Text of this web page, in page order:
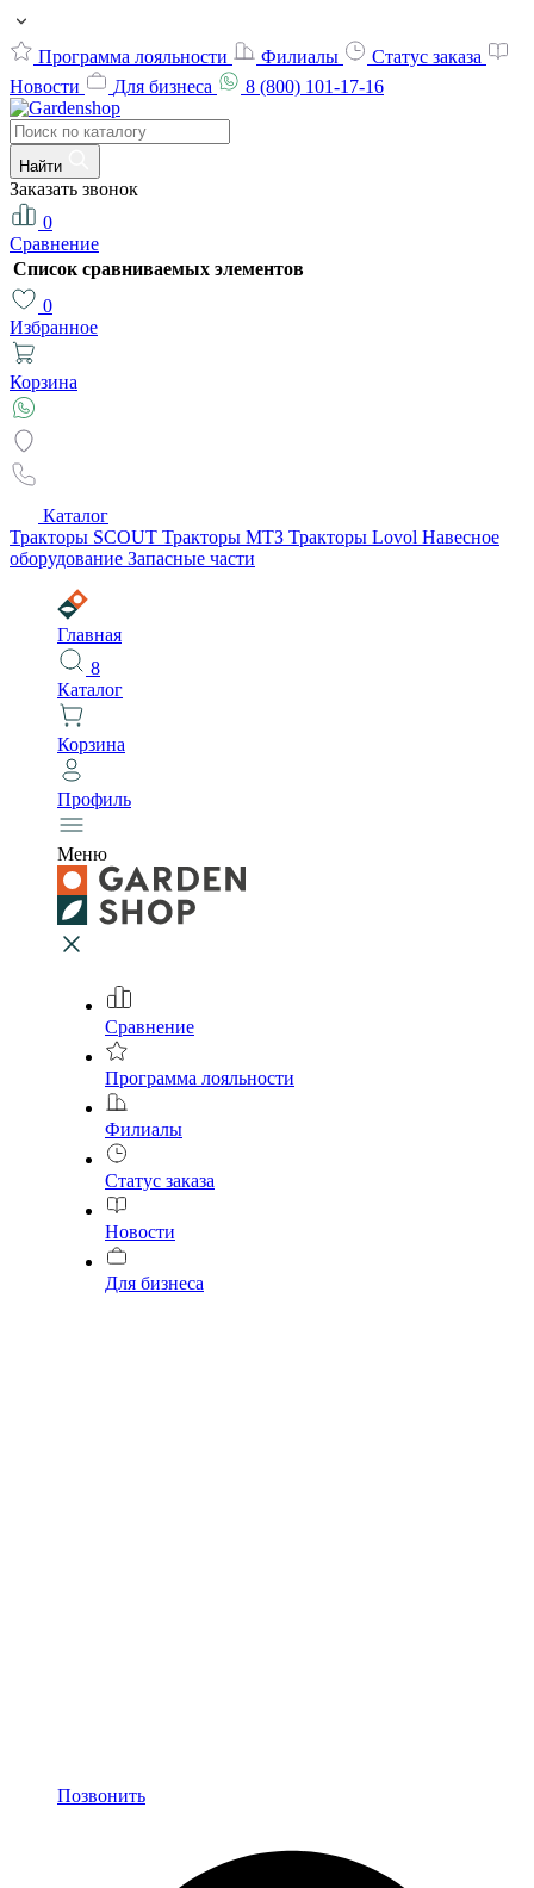
Программа лояльности Филиалы
Статус заказа
Новости
Для бизнеса 8 (800) 101-17-16
Найти
Заказать звонок
0
Сравнение
Список сравниваемых элементов
0
Избранное
Корзина
Каталог
Тракторы SCOUT Тракторы МТЗ Тракторы Lovol Навесное
оборудование Запасные части
Главная
8
Каталог
Корзина
Профиль
Меню
Сравнение
Программа лояльности
Филиалы
Статус заказа
Новости
Для бизнеса
Позвонить